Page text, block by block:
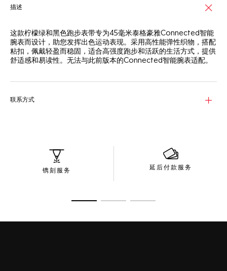
描述
这款柠檬绿和黑色跑步表带专为45毫米泰格豪雅Connected智能
腕表而设计，助您发挥出色运动表现。采用高性能弹性织物，搭配
粘扣，佩戴轻盈而稳固，适合高强度跑步和活跃的生活方式，提供
舒适感和易读性。无法与此前版本的Connected智能腕表适配。
联系方式
镌刻服务 延后付款服务